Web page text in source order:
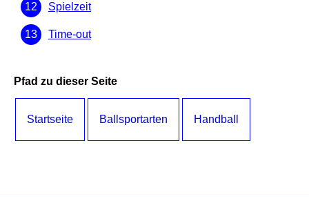
Spielzeit
Time-out
Pfad zu dieser Seite
Startseite Ballsportarten Handball